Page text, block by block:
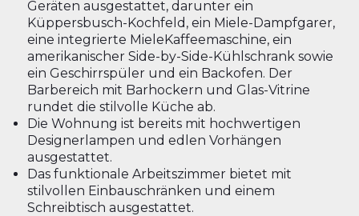
Geräten ausgestattet, darunter ein
Küppersbusch-Kochfeld, ein Miele-Dampfgarer,
eine integrierte MieleKaffeemaschine, ein
amerikanischer Side-by-Side-Kühlschrank sowie
ein Geschirrspüler und ein Backofen. Der
Barbereich mit Barhockern und Glas-Vitrine
rundet die stilvolle Küche ab.
Die Wohnung ist bereits mit hochwertigen
Designerlampen und edlen Vorhängen
ausgestattet.
Das funktionale Arbeitszimmer bietet mit
stilvollen Einbauschränken und einem
Schreibtisch ausgestattet.